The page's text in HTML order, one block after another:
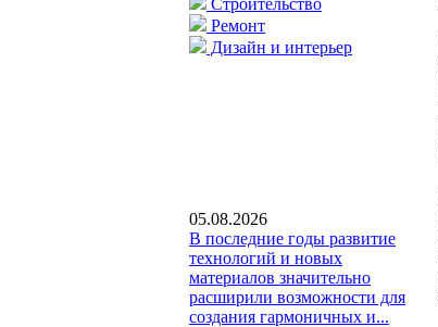
Строительство
Ремонт
Дизайн и интерьер
05.08.2026
В последние годы развитие
технологий и новых
материалов значительно
расширили возможности для
создания гармоничных и...